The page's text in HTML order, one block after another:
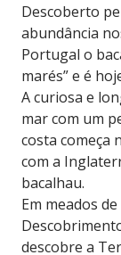
Descoberto
abundância
Portugal o
marés” e é
A curiosa e
mar com um
costa começa
com a
bacalhau.
Em meados
descobre a